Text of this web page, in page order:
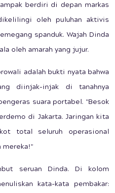
berdiri di depan markas
oleh puluhan aktivis
spanduk. Wajah Dinda
oleh amarah yang jujur.
adalah bukti nyata bahwa
diinjak-injak di tanahnya
suara portabel. "Besok
di Jakarta. Jaringan kita
total seluruh operasional
mereka!"
seruan Dinda. Di kolom
kata-kata pembakar: